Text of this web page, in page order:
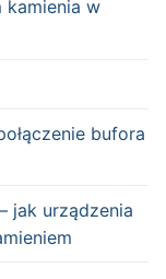
kamienia w
bufora
jak urządzenia